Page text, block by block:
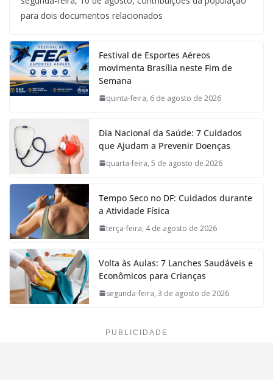
para dois documentos relacionados
Festival de Esportes Aéreos
movimenta Brasília neste Fim de
Semana
quinta-feira, 6 de agosto de 2026
Dia Nacional da Saúde: 7 Cuidados
que Ajudam a Prevenir Doenças
quarta-feira, 5 de agosto de 2026
Tempo Seco no DF: Cuidados durante
a Atividade Física
terça-feira, 4 de agosto de 2026
Volta às Aulas: 7 Lanches Saudáveis e
Econômicos para Crianças
segunda-feira, 3 de agosto de 2026
PUBLICIDADE